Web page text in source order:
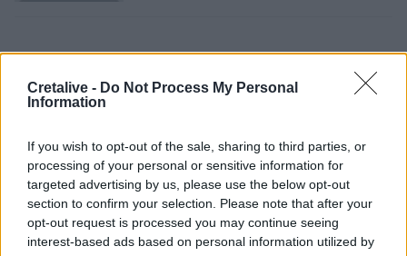
Cretalive - Do Not Process My Personal
Information
If you wish to opt-out of the sale, sharing to third parties, or
processing of your personal or sensitive information for
targeted advertising by us, please use the below opt-out
section to confirm your selection. Please note that after your
opt-out request is processed you may continue seeing
interest-based ads based on personal information utilized by
Ροή ειδήσεων Δημοφιλή
13:46
Δημοτική Πινακοθήκη Χανίων: Συνεχίζονται οι δωρεάν